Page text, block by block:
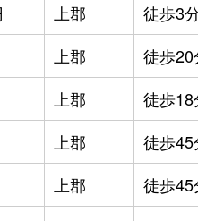
上郡 徒歩3
上郡 徒歩20
上郡 徒歩18
上郡 徒歩45
上郡 徒歩45